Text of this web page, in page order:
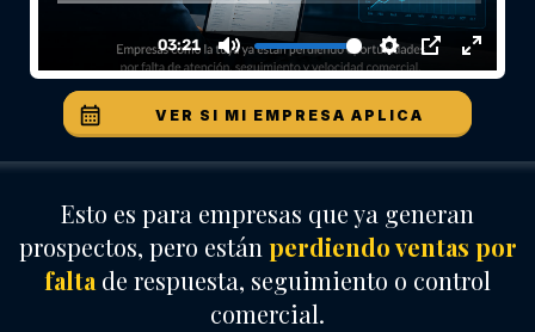
VER SI MI EMPRESA APLICA
Esto es para empresas que ya generan
prospectos, pero están perdiendo ventas por
falta de respuesta, seguimiento o control
comercial.